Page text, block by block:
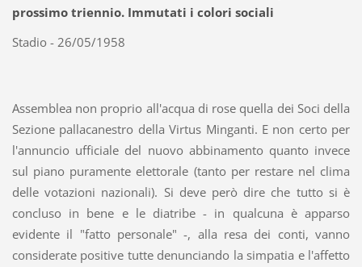
prossimo triennio. Immutati i colori sociali
Stadio - 26/05/1958
Assemblea non proprio all'acqua di rose quella dei Soci della
Sezione pallacanestro della Virtus Minganti. E non certo per
l'annuncio ufficiale del nuovo abbinamento quanto invece
sul piano puramente elettorale (tanto per restare nel clima
delle votazioni nazionali). Si deve però dire che tutto si è
concluso in bene e le diatribe - in qualcuna è apparso
evidente il "fatto personale" -, alla resa dei conti, vanno
considerate positive tutte denunciando la simpatia e l'affetto